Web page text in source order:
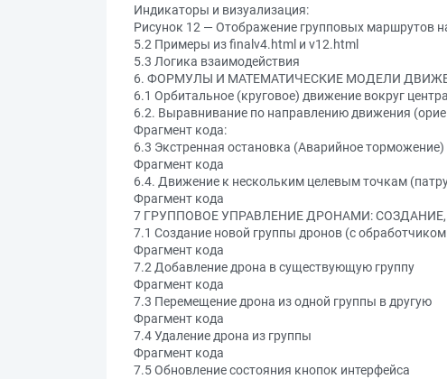
Индикаторы и визуализация:
Рисунок 12 — Отображение групповых маршрутов
5.2 Примеры из finalv4.html и v12.html
5.3 Логика взаимодействия
6. ФОРМУЛЫ И МАТЕМАТИЧЕСКИЕ МОДЕЛИ
6.1 Орбитальное (круговое) движение вокруг
6.2. Выравнивание по направлению движения
Фрагмент кода:
6.3 Экстренная остановка (Аварийное торможение)
Фрагмент кода
6.4. Движение к нескольким целевым точкам
Фрагмент кода
7 ГРУППОВОЕ УПРАВЛЕНИЕ ДРОНАМИ:
7.1 Создание новой группы дронов (с
Фрагмент кода
7.2 Добавление дрона в существующую группу
Фрагмент кода
7.3 Перемещение дрона из одной группы в другую
Фрагмент кода
7.4 Удаление дрона из группы
Фрагмент кода
7.5 Обновление состояния кнопок интерфейса